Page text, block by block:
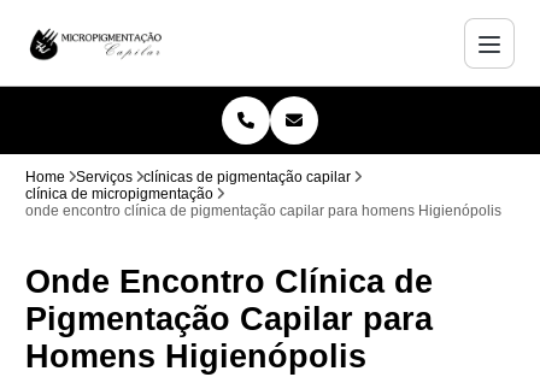
Home Serviços
clínicas de pigmentação capilar
clínica de micropigmentação
onde encontro clínica de pigmentação capilar para homens Higienópolis
Onde Encontro Clínica de
Pigmentação Capilar para
Homens Higienópolis